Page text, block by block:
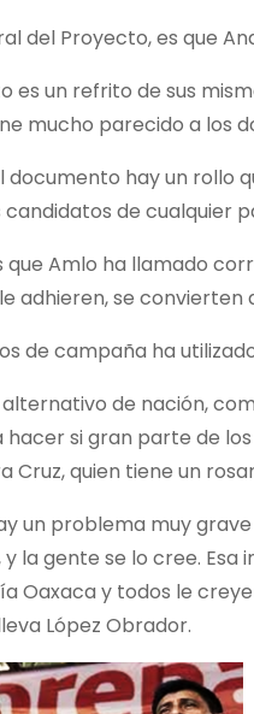
del Proyecto, es que
es un refrito de sus
mucho parecido a los
documento hay un rollo
candidatos de cualquier
que Amlo ha llamado
adhieren, se
de campaña ha
de nación,
hacer si gran parte de
Cruz, quien tiene un
un problema muy
la gente se lo cree.
Oaxaca y todos le
López Obrador.